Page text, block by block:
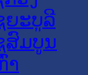
ຍະບູລີ
ສົມບູນ
າ